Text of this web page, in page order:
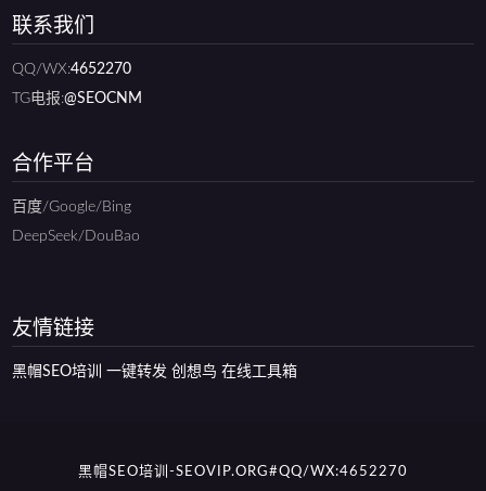
联系我们
QQ/WX:4652270
TG电报:@SEOCNM
合作平台
百度/Google/Bing
DeepSeek/DouBao
友情链接
黑帽SEO培训 一键转发 创想鸟 在线工具箱
黑帽SEO培训-SEOVIP.ORG#QQ/WX:4652270